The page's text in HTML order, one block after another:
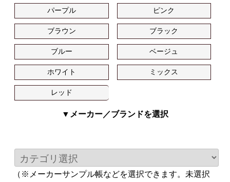
パープル ピンク
ブラウン ブラック
ブルー ベージュ
ホワイト ミックス
レッド
▼メーカー／ブランドを選択
（※メーカーサンプル帳などを選択できます。未選択